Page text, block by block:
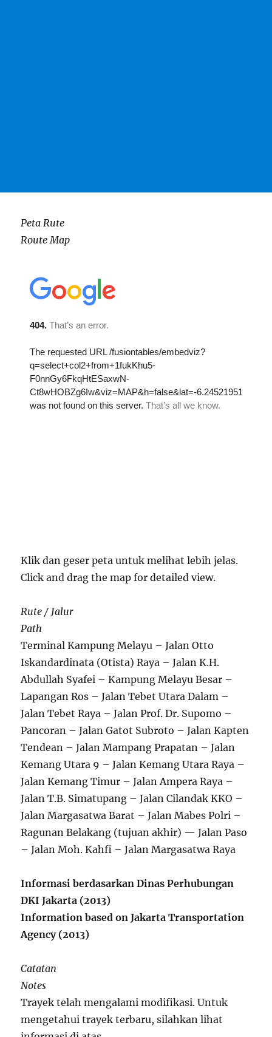
Peta Rute
Route Map
Klik dan geser peta untuk melihat lebih jelas.
Click and drag the map for detailed view.
Rute / Jalur
Path
Terminal Kampung Melayu – Jalan Otto
Iskandardinata (Otista) Raya – Jalan K.H.
Abdullah Syafei – Kampung Melayu Besar –
Lapangan Ros – Jalan Tebet Utara Dalam –
Jalan Tebet Raya – Jalan Prof. Dr. Supomo –
Pancoran – Jalan Gatot Subroto – Jalan Kapten
Tendean – Jalan Mampang Prapatan – Jalan
Kemang Utara 9 – Jalan Kemang Utara Raya –
Jalan Kemang Timur – Jalan Ampera Raya –
Jalan T.B. Simatupang – Jalan Cilandak KKO –
Jalan Margasatwa Barat – Jalan Mabes Polri –
Ragunan Belakang (tujuan akhir) — Jalan Paso
– Jalan Moh. Kahfi – Jalan Margasatwa Raya
Informasi berdasarkan Dinas Perhubungan
DKI Jakarta (2013)
Information based on Jakarta Transportation
Agency (2013)
Catatan
Notes
Trayek telah mengalami modifikasi. Untuk
mengetahui trayek terbaru, silahkan lihat